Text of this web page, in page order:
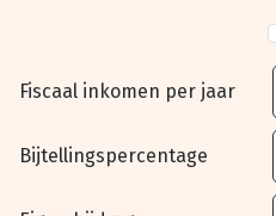
Fiscaal inkomen per jaar
Bijtellingspercentage